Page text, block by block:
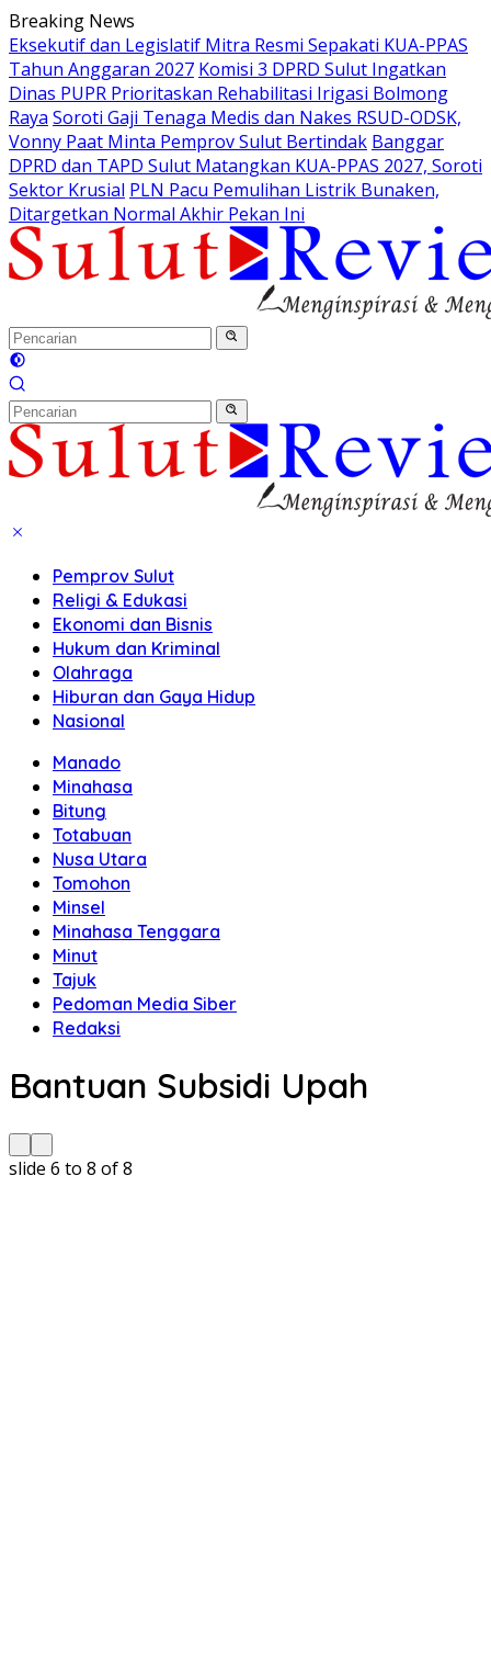
Langsung
ke
konten
Breaking News
Eksekutif dan Legislatif Mitra Resmi Sepakati KUA-PPAS
Tahun Anggaran 2027 Komisi 3 DPRD Sulut Ingatkan
Dinas PUPR Prioritaskan Rehabilitasi Irigasi Bolmong
Raya Soroti Gaji Tenaga Medis dan Nakes RSUD-ODSK,
Vonny Paat Minta Pemprov Sulut Bertindak Banggar
DPRD dan TAPD Sulut Matangkan KUA-PPAS 2027, Soroti
Sektor Krusial PLN Pacu Pemulihan Listrik Bunaken,
Ditargetkan Normal Akhir Pekan Ini
Pemprov Sulut
Religi & Edukasi
Ekonomi dan Bisnis
Hukum dan Kriminal
Olahraga
Hiburan dan Gaya Hidup
Nasional
Manado
Minahasa
Bitung
Totabuan
Nusa Utara
Tomohon
Minsel
Minahasa Tenggara
Minut
Tajuk
Pedoman Media Siber
Redaksi
Bantuan Subsidi Upah
slide 6 to 8 of 8